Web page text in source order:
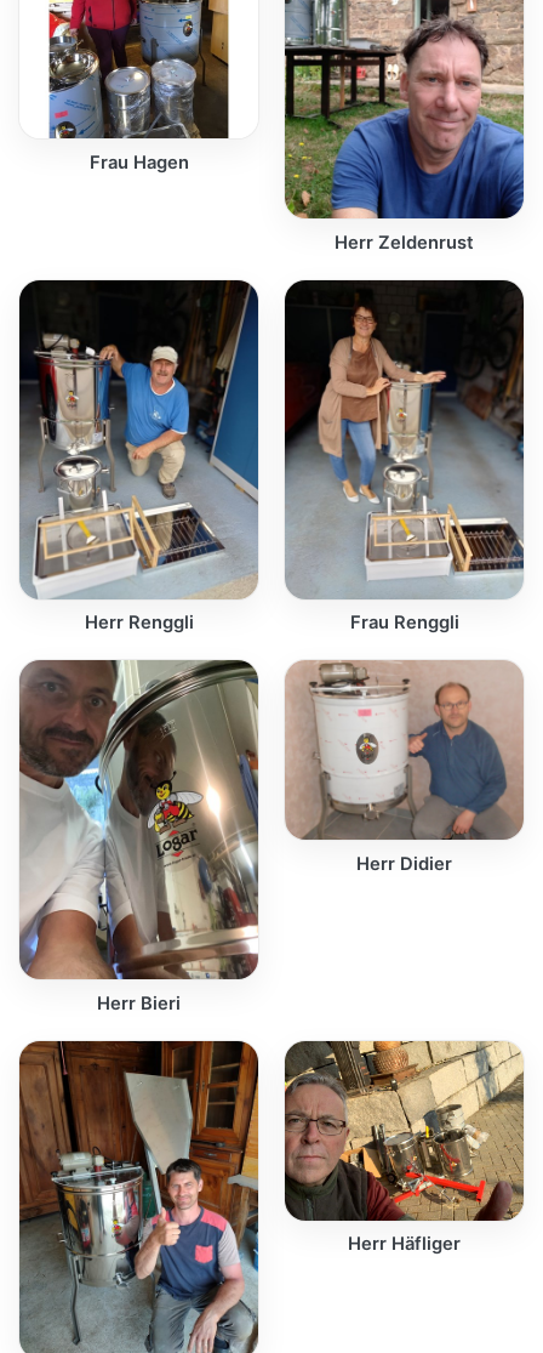
Frau Hagen
Herr Zeldenrust
Herr Renggli Frau Renggli
Herr Bieri
Herr Didier
Herr Häfliger